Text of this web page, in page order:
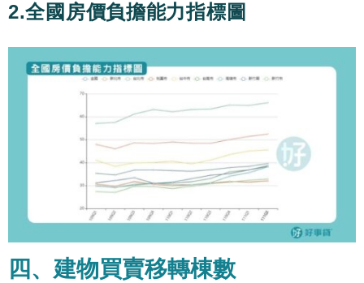
2.全國房價負擔能力指標圖
四、建物買賣移轉棟數